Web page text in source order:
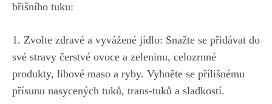
břišního tuku:
1. Zvolte zdravé a ⁢vyvážené jídlo: Snažte se přidávat do
své stravy čerstvé ovoce a⁤ zeleninu, celozrnné
⁣produkty, libové maso a ryby. Vyhněte se přílišnému
přísunu nasycených tuků, trans-tuků a sladkostí.